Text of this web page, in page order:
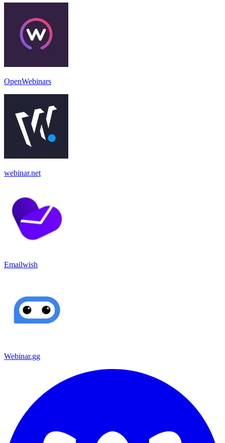
OpenWebinars
webinar.net
Emailwish
Webinar.gg